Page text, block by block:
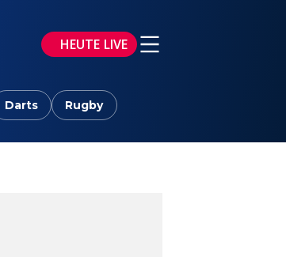
HEUTE LIVE
Darts Rugby